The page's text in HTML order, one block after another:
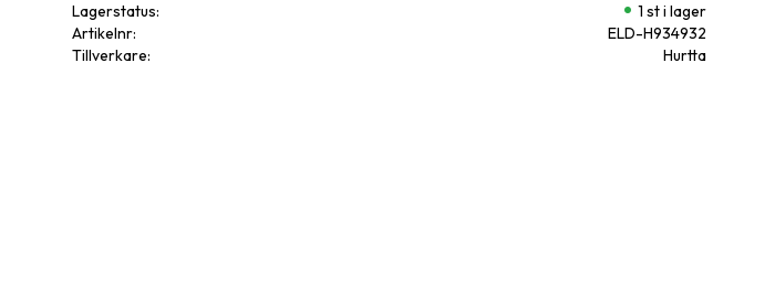
Lagerstatus
1 st i lager
Artikelnr
ELD-H934932
Tillverkare
Hurtta